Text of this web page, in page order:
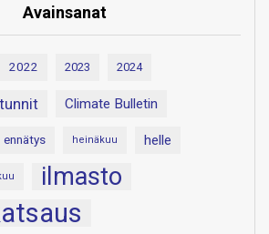
Avainsanat
2022 2023 2024
Climate Bulletin
ennätys heinäkuu helle
ilmasto